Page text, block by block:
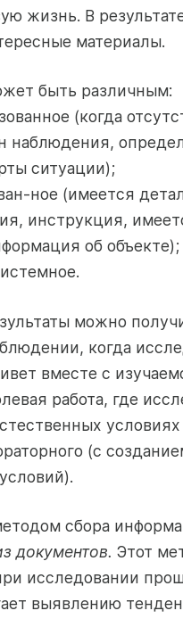
жизнь. В
материалы.
быть различным:
(когда
наблюдения,
ситуации);
ное (имеется
инструкция,
об объекте);
можно
когда
вместе с
работа, где
условиях
(с
сбора
документов. Этот
исследовании
выявлению